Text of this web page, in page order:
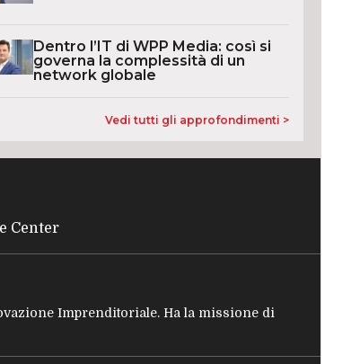
Dentro l’IT di WPP Media: così si
governa la complessità di un
network globale
Vedi tutti gli approfondimenti >
Center
Imprenditoriale. Ha la missione di